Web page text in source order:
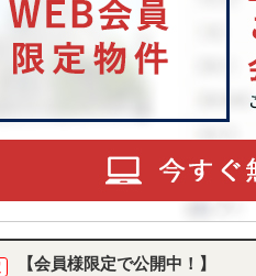
【会員様限定で公開中！】